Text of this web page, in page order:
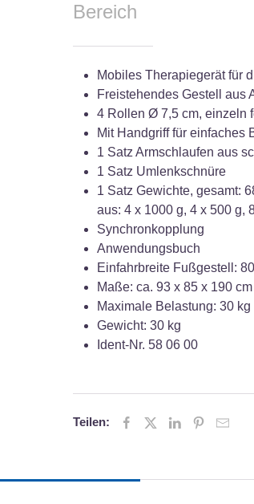
Bereich
Mobiles Therapiegerät für
Freistehendes Gestell aus
4 Rollen Ø 7,5 cm, einzeln
Mit Handgriff für einfaches
1 Satz Armschlaufen aus
1 Satz Umlenkschnüre
1 Satz Gewichte, gesamt:
aus: 4 x 1000 g, 4 x 500 g,
Synchronkopplung
Anwendungsbuch
Einfahrbreite Fußgestell:
Maße: ca. 93 x 85 x 190
Maximale Belastung: 30 kg
Gewicht: 30 kg
Ident-Nr. 58 06 00
Teilen: